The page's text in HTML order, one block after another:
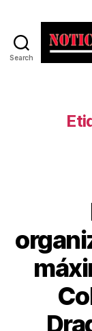
Search